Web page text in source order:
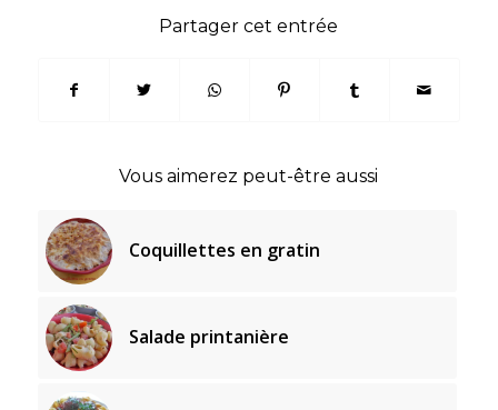
Partager cet entrée
Vous aimerez peut-être aussi
Coquillettes en gratin
Salade printanière